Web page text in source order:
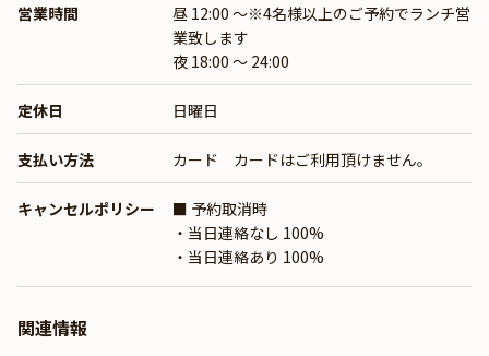
営業時間
昼 12:00 ～※4名様以上のご予約でランチ営
業致します
夜 18:00 ～ 24:00
定休日 日曜日
支払い方法 カード カードはご利用頂けません。
キャンセルポリシー
■ 予約取消時
・当日連絡なし 100%
・当日連絡あり 100%
関連情報